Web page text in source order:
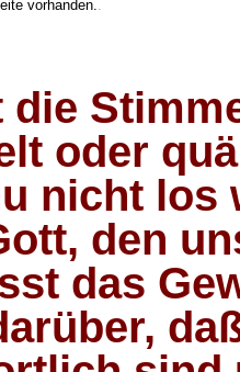
vorhanden..
die
oder
nicht los
den
das